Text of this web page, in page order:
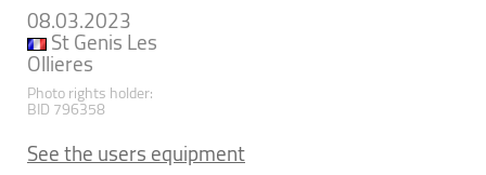
08.03.2023
St Genis Les
Ollieres
Photo rights holder:
BID 796358
See the users equipment